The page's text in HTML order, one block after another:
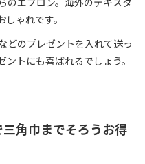
ゃれです。
どのプレゼントを入れて送っ
トにも喜ばれるでしょう。
角巾までそろうお得